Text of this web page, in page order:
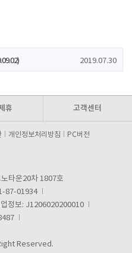
2019.07.30
휴 고객센터
개인정보처리방침 PC버전
타운20차 1807호
87-01934
정보: J1206020200010
Reserved.